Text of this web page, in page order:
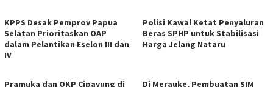
KPPS Desak Pemprov Papua
Selatan Prioritaskan OAP
dalam Pelantikan Eselon III dan
IV
Polisi Kawal Ketat Penyaluran
Beras SPHP untuk Stabilisasi
Harga Jelang Nataru
Pramuka dan OKP Cipayung di Di Merauke, Pembuatan SIM